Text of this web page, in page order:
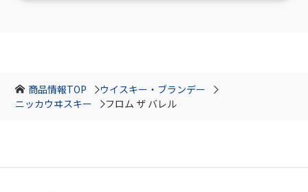
商品情報TOP
ウイスキー・ブランデー
ニッカウヰスキー
フロム ザ バレル